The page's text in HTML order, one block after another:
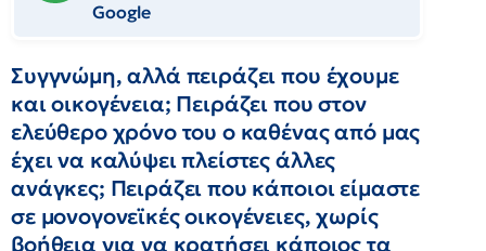
Google
Συγγνώμη, αλλά πειράζει που έχουμε
και οικογένεια; Πειράζει που στον
ελεύθερο χρόνο του ο καθένας από μας
έχει να καλύψει πλείστες άλλες
ανάγκες; Πειράζει που κάποιοι είμαστε
σε μονογονεϊκές οικογένειες, χωρίς
βοήθεια για να κρατήσει κάποιος τα